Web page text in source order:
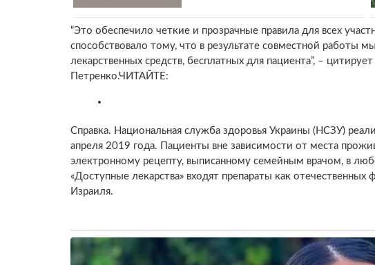
“Это обеспечило четкие и прозрачные правила для всех
способствовало тому, что в результате совместной работы
лекарственных средств, бесплатных для пациента”, –
Петренко.ЧИТАЙТЕ:
Справка. Национальная служба здоровья Украины (НСЗУ)
апреля 2019 года. Пациенты вне зависимости от места
электронному рецепту, выписанному семейным врачом, в
«Доступные лекарства» входят препараты как
Израиля.